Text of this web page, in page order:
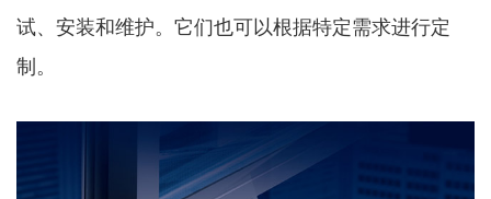
试、安装和维护。它们也可以根据特定需求进行定
制。